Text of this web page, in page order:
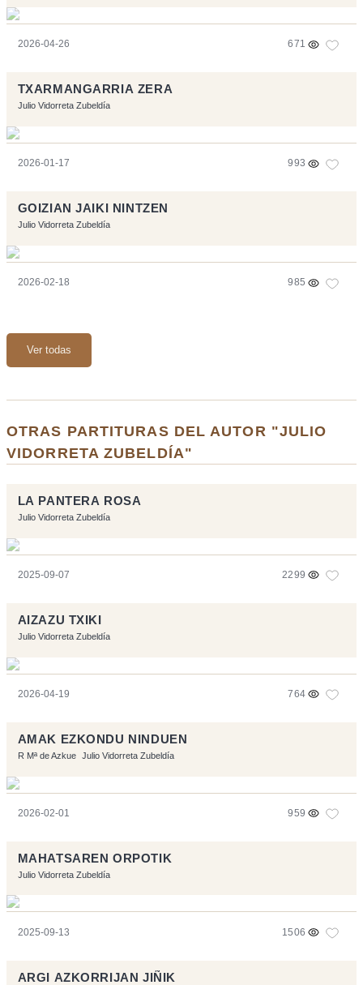
2026-04-26 671
TXARMANGARRIA ZERA
Julio Vidorreta Zubeldía
2026-01-17 993
GOIZIAN JAIKI NINTZEN
Julio Vidorreta Zubeldía
2026-02-18 985
Ver todas
OTRAS PARTITURAS DEL AUTOR "JULIO
VIDORRETA ZUBELDÍA"
LA PANTERA ROSA
Julio Vidorreta Zubeldía
2025-09-07 2299
AIZAZU TXIKI
Julio Vidorreta Zubeldía
2026-04-19 764
AMAK EZKONDU NINDUEN
R Mª de Azkue Julio Vidorreta Zubeldía
2026-02-01 959
MAHATSAREN ORPOTIK
Julio Vidorreta Zubeldía
2025-09-13 1506
ARGI AZKORRIJAN JIÑIK